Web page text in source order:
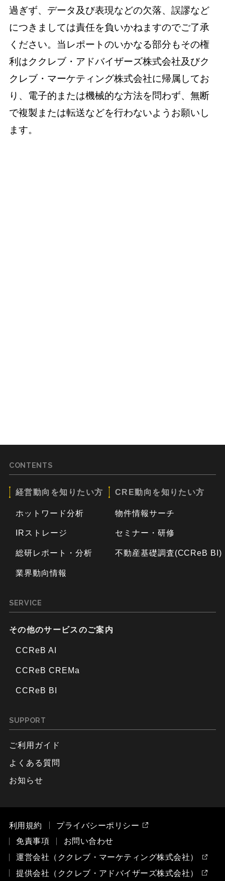
過ぎず、データ及び表現などの欠落、誤謬など
につきましては責任を負いかねますのでご了承
ください。当レポートのいかなる部分もその権
利はククレブ・アドバイザーズ株式会社及びク
クレブ・マーケティング株式会社に帰属してお
り、電子的または機械的な方法を問わず、無断
で複製または転送などを行わないようお願いし
ます。
CONTENTS
経営動向を知りたい方
ホットワード分析
IRストレージ
総研レポート・分析
業界動向情報
CRE動向を知りたい方
物件情報サーチ
セミナー・研修
不動産基礎調査(CCReB BI)
SERVICE
その他のサービスのご案内
CCReB AI
CCReB CREMa
CCReB BI
SUPPORT
ご利用ガイド
よくある質問
お知らせ
利用規約
プライバシーポリシー
免責事項
お問い合わせ
運営会社（ククレブ・マーケティング株式会社）
提供会社（ククレブ・アドバイザーズ株式会社）